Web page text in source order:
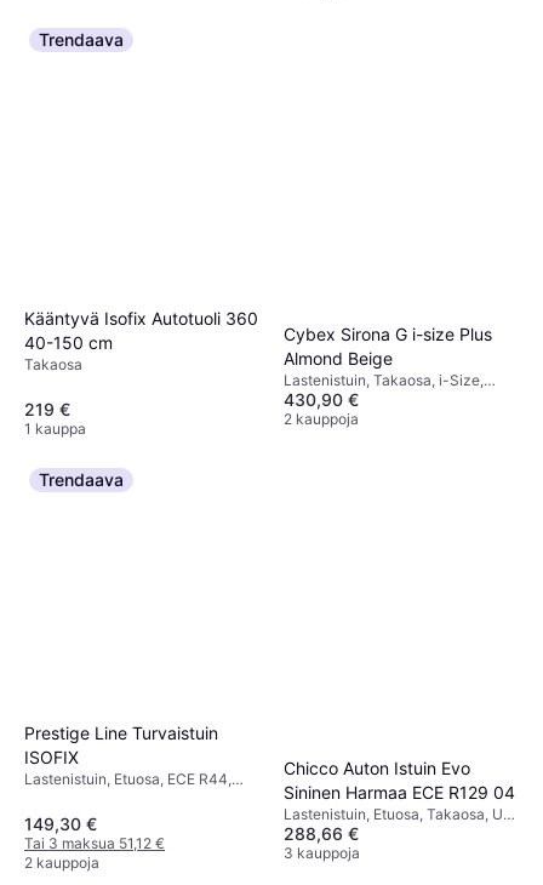
pienennin mukana
Trendaava
Kääntyvä Isofix Autotuoli 360
40-150 cm
Takaosa
219 €
1 kauppa
Cybex Sirona G i-size Plus
Almond Beige
Lastenistuin, Takaosa, i-Size,
Vastasyntyneen istuimen
pienennin mukana, Säädettävä
430,90 €
2 kauppoja
Trendaava
Prestige Line Turvaistuin
ISOFIX
Lastenistuin, Etuosa, ECE R44,
149,30 €
Tai 3 maksua 51,12 €
2 kauppoja
Chicco Auton Istuin Evo
Sininen Harmaa ECE R129 04
Lastenistuin, Etuosa, Takaosa, UN
R129, i-Size, Vastasyntyneen
istuimen pienennin mukana,
288,66 €
3 kauppoja